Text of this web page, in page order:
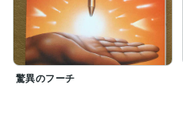
驚異のフーチ